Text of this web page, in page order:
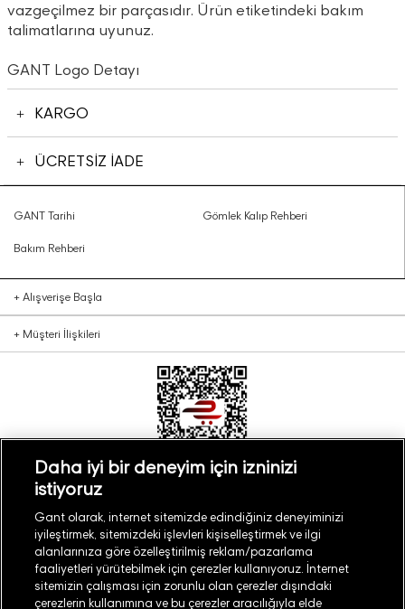
vazgeçilmez bir parçasıdır. Ürün etiketindeki bakım
talimatlarına uyunuz.
GANT Logo Detayı
KARGO
ÜCRETSİZ İADE
GANT Tarihi Gömlek Kalıp Rehberi
Bakım Rehberi
+ Alışverişe Başla
+ Müşteri İlişkileri
Türkiye Mağaza Bul
Daha iyi bir deneyim için izninizi
istiyoruz
Gant olarak, internet sitemizde edindiğiniz deneyiminizi
iyileştirmek, sitemizdeki işlevleri kişiselleştirmek ve ilgi
alanlarınıza göre özelleştirilmiş reklam/pazarlama
faaliyetleri yürütebilmek için çerezler kullanıyoruz. İnternet
sitemizin çalışması için zorunlu olan çerezler dışındaki
çerezlerin kullanımına ve bu çerezler aracılığıyla elde